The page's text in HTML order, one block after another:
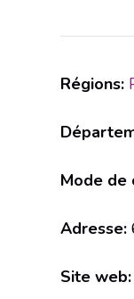
Régions:
Mode de
Adresse:
Site web: